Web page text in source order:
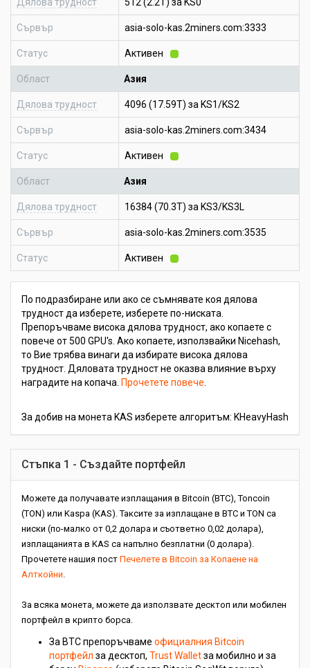
Сървър asia-solo-kas.2miners.com:3333
Статус Активен
Област Азия
Дялова трудност 4096 (17.59T) за KS1/KS2
Сървър asia-solo-kas.2miners.com:3434
Статус Активен
Област Азия
Дялова трудност 16384 (70.3T) за KS3/KS3L
Сървър asia-solo-kas.2miners.com:3535
Статус Активен
По подразбиране или ако се съмнявате коя дялова
трудност да изберете, изберете по-ниската.
Препоръчваме висока дялова трудност, ако копаете с
повече от 500 GPU's. Ако копаете, използвайки Nicehash,
то Вие трябва винаги да избирате висока дялова
трудност. Дяловата трудност не оказва влияние върху
наградите на копача. Прочетете повече
За добив на монета KAS изберете алгоритъм: KHeavyHash
Стъпка 1 - Създайте портфейл
Можете да получавате изплащания в Bitcoin (BTC), Toncoin
(TON) или Kaspa (KAS). Таксите за изплащане в BTC и TON са
ниски (по-малко от 0,2 долара и съответно 0,02 долара),
изплащанията в KAS са напълно безплатни (0 долара).
Прочетете нашия пост Печелете в Bitcoin за Копаене на
Алткойни.
За всяка монета, можете да използвате десктоп или мобилен
портфейл в крипто борса.
За BTC препоръчваме официалния Bitcoin
портфейл за десктоп, Trust Walletза мобилно и за